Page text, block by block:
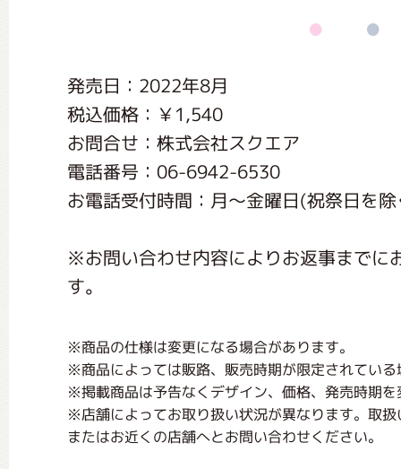
発売日：2022年8月
税込価格：￥1,540
お問合せ：株式会社スクエア
電話番号：06-6942-6530
お電話受付時間：月〜金曜日(祝祭日を
※お問い合わせ内容によりお返事までに
す。
※商品の仕様は変更になる場合があります。
※商品によっては販路、販売時期が限定されてい
※掲載商品は予告なくデザイン、価格、発売時期
※店舗によってお取り扱い状況が異なります。取
またはお近くの店舗へとお問い合わせください。
くまのがっこう 家庭科部